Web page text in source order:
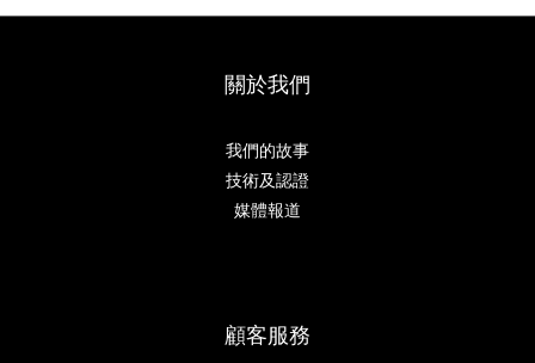
關於我們
我們的故事
技術及認證
媒體報道
顧客服務